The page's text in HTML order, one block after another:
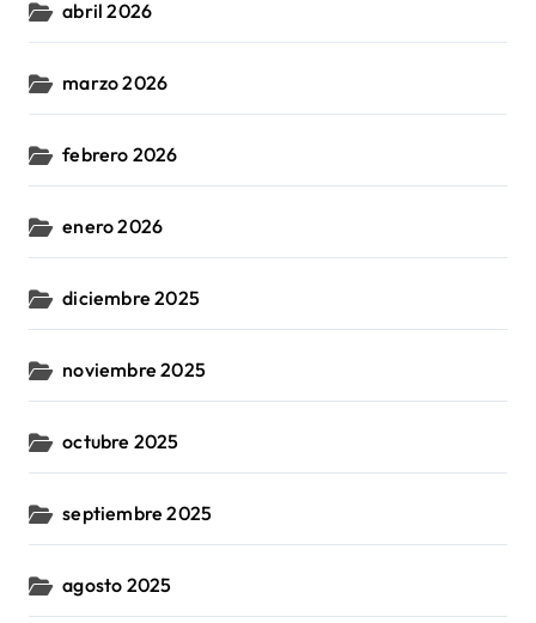
abril 2026
marzo 2026
febrero 2026
enero 2026
diciembre 2025
noviembre 2025
octubre 2025
septiembre 2025
agosto 2025